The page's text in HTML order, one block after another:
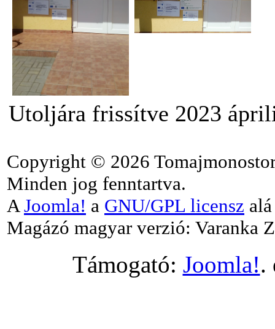
Utoljára frissítve 2023
Copyright © 2026
Minden jog fenntartva.
A Joomla! a GNU/GPL licensz
Magázó magyar verzió: Varanka
Támogató: Joomla!.